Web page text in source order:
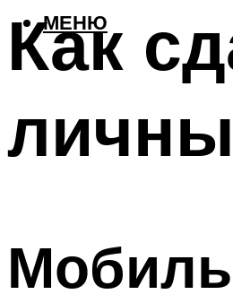
МЕНЮ
Как